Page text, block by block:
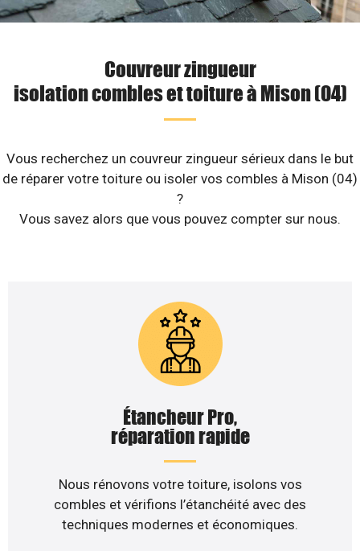
Couvreur zingueur
isolation combles et toiture à Mison (04)
Vous recherchez un couvreur zingueur sérieux dans le but
de réparer votre toiture ou isoler vos combles à Mison (04)
?
Vous savez alors que vous pouvez compter sur nous.
Étancheur Pro,
réparation rapide
Nous rénovons votre toiture, isolons vos
combles et vérifions l’étanchéité avec des
techniques modernes et économiques.